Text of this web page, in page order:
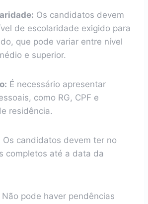
Os candidatos devem
de escolaridade exigido para
que pode variar entre nível
e superior.
É necessário apresentar
como RG, CPF e
residência.
Os candidatos devem ter no
completos até a data da
Não pode haver pendências